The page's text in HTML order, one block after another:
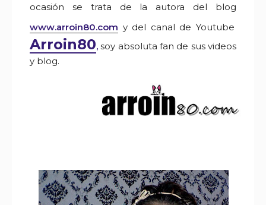
ocasión se trata de la autora del blog
www.arroin80.com y del canal de Youtube
Arroin80,soy absoluta fan de sus videos
y blog.